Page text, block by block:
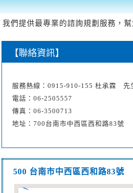
我們提供最專業的諮詢規劃服務，
【聯絡資訊】
服務熱線：0915-910-155 杜承霖 先
電話：06-2505557
傳真：06-3500713
地址：700台南市中西區西和路83號
500 台南市中西區西和路83號